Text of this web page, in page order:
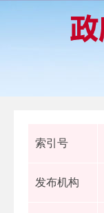
索引号
发布机构